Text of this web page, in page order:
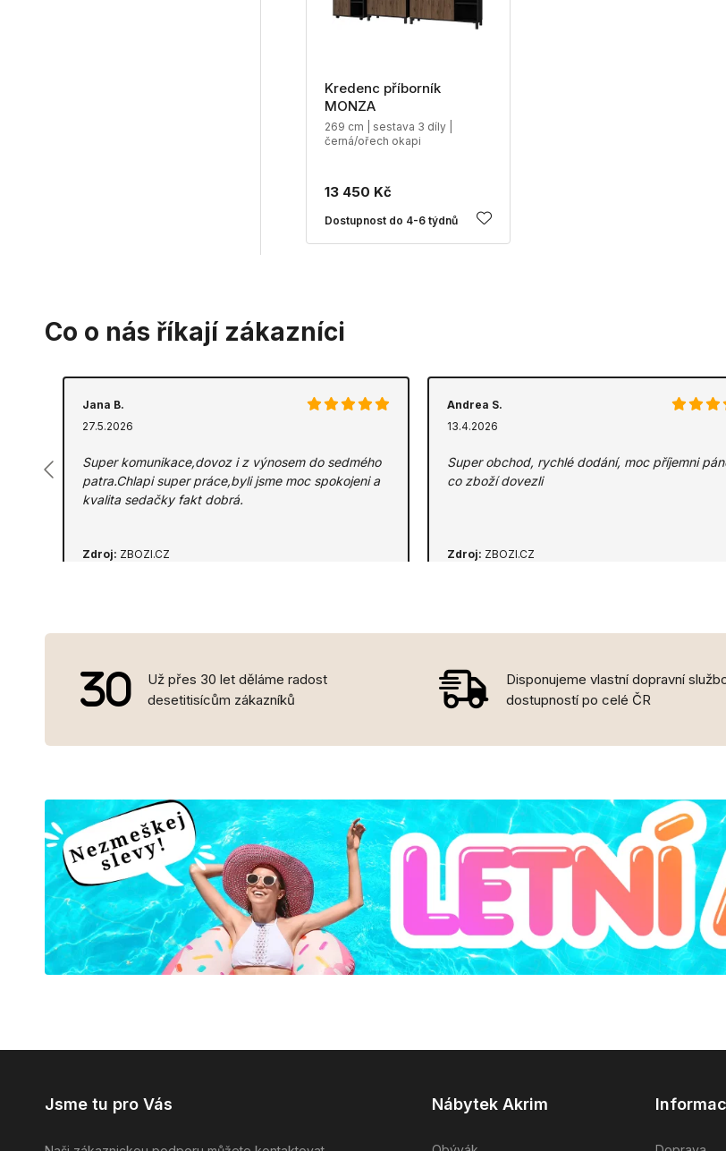
Kredenc příborník
MONZA
269 cm | sestava 3 díly |
černá/ořech okapi
13 450 Kč
Dostupnost do 4-6 týdnů
Co o nás říkají zákazníci
Jana B.
27.5.2026
Super komunikace,dovoz i z výnosem do sedmého
patra.Chlapi super práce,byli jsme moc spokojeni a
kvalita sedačky fakt dobrá.
Zdroj: ZBOZI.CZ
Andrea S.
13.4.2026
Super obchod, rychlé dodání, moc příjemni
co zboží dovezli
Zdroj: ZBOZI.CZ
Už přes 30 let děláme radost
desetitisícům zákazníků
Disponujeme vlastní dopravní
dostupností po celé ČR
Jsme tu pro Vás Nábytek Akrim